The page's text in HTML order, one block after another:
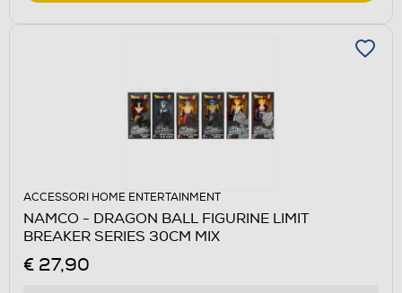
ACCESSORI HOME ENTERTAINMENT
NAMCO - DRAGON BALL FIGURINE LIMIT
BREAKER SERIES 30CM MIX
€ 27,90